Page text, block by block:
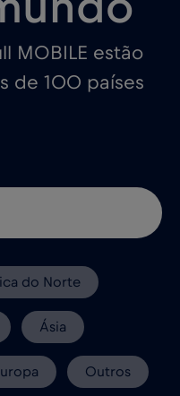
MOBILE estão
de 100 países
do Norte
Ásia
Outros